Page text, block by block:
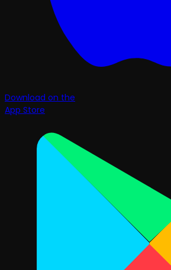
Download on the
App Store